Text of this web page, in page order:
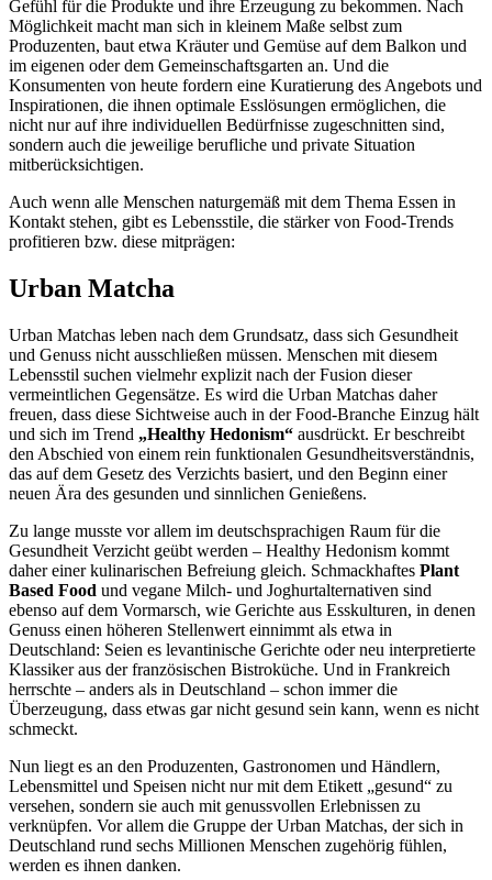
Gefühl für die Produkte und ihre Erzeugung zu bekommen. Nach
Möglichkeit macht man sich in kleinem Maße selbst zum
Produzenten, baut etwa Kräuter und Gemüse auf dem Balkon und
im eigenen oder dem Gemeinschaftsgarten an. Und die
Konsumenten von heute fordern eine Kuratierung des Angebots und
Inspirationen, die ihnen optimale Esslösungen ermöglichen, die
nicht nur auf ihre individuellen Bedürfnisse zugeschnitten sind,
sondern auch die jeweilige berufliche und private Situation
mitberücksichtigen.
Auch wenn alle Menschen naturgemäß mit dem Thema Essen in
Kontakt stehen, gibt es Lebensstile, die stärker von Food-Trends
profitieren bzw. diese mitprägen:
Urban Matcha
Urban Matchas leben nach dem Grundsatz, dass sich Gesundheit
und Genuss nicht ausschließen müssen. Menschen mit diesem
Lebensstil suchen vielmehr explizit nach der Fusion dieser
vermeintlichen Gegensätze. Es wird die Urban Matchas daher
freuen, dass diese Sichtweise auch in der Food-Branche Einzug hält
und sich im Trend „Healthy Hedonism“ ausdrückt. Er beschreibt
den Abschied von einem rein funktionalen Gesundheitsverständnis,
das auf dem Gesetz des Verzichts basiert, und den Beginn einer
neuen Ära des gesunden und sinnlichen Genießens.
Zu lange musste vor allem im deutschsprachigen Raum für die
Gesundheit Verzicht geübt werden – Healthy Hedonism kommt
daher einer kulinarischen Befreiung gleich. Schmackhaftes Plant
Based Food und vegane Milch- und Joghurtalternativen sind
ebenso auf dem Vormarsch, wie Gerichte aus Esskulturen, in denen
Genuss einen höheren Stellenwert einnimmt als etwa in
Deutschland: Seien es levantinische Gerichte oder neu interpretierte
Klassiker aus der französischen Bistroküche. Und in Frankreich
herrschte – anders als in Deutschland – schon immer die
Überzeugung, dass etwas gar nicht gesund sein kann, wenn es nicht
schmeckt.
Nun liegt es an den Produzenten, Gastronomen und Händlern,
Lebensmittel und Speisen nicht nur mit dem Etikett „gesund“ zu
versehen, sondern sie auch mit genussvollen Erlebnissen zu
verknüpfen. Vor allem die Gruppe der Urban Matchas, der sich in
Deutschland rund sechs Millionen Menschen zugehörig fühlen,
werden es ihnen danken.